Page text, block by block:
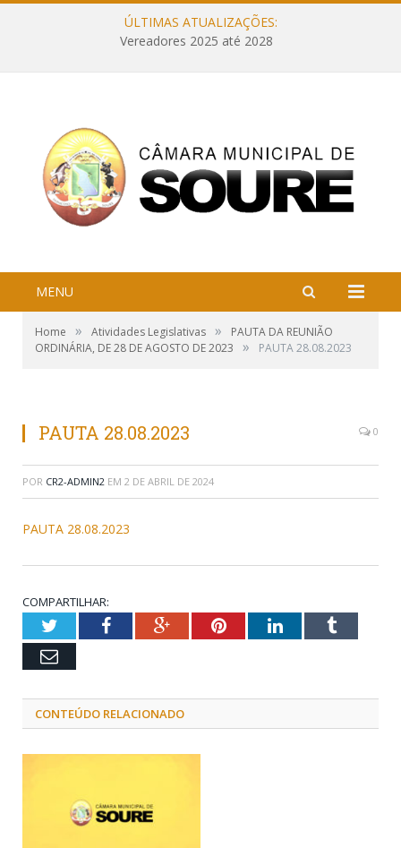
ÚLTIMAS ATUALIZAÇÕES:
Vereadores 2025 até 2028
MENU
Home » Atividades Legislativas »
PAUTA DA REUNIÃO
ORDINÁRIA, DE 28 DE AGOSTO DE 2023
» PAUTA 28.08.2023
PAUTA 28.08.2023 0
POR CR2-ADMIN2 EM 2 DE ABRIL DE 2024
PAUTA 28.08.2023
COMPARTILHAR:
TwitterFacebookGoogle+PinterestLinkedInTumblr
Email
CONTEÚDO RELACIONADO